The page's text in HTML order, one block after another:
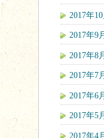
2017年10
2017年9
2017年8
2017年7
2017年6
2017年5
2017年4